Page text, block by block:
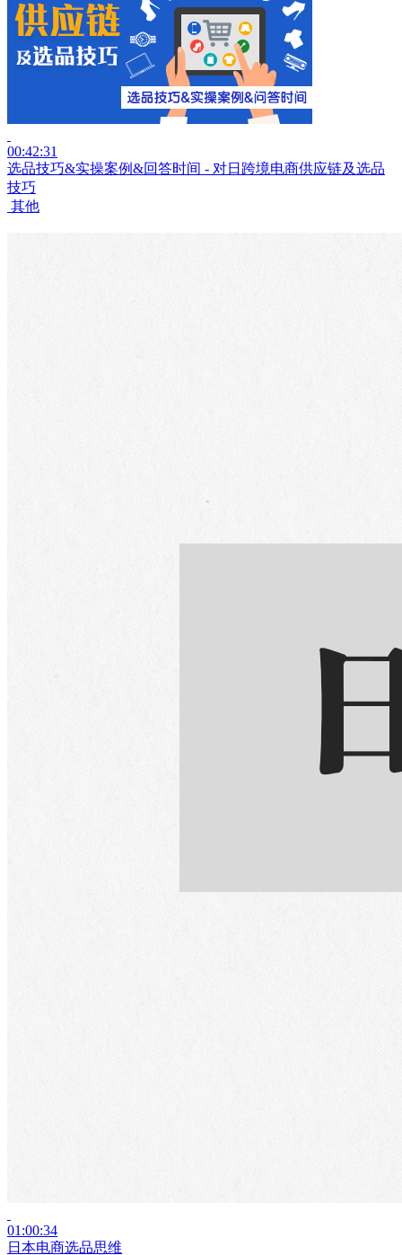
00:42:31
选品技巧&实操案例&回答时间 - 对日跨境电商供应链及选品
技巧
其他
01:00:34
日本电商选品思维